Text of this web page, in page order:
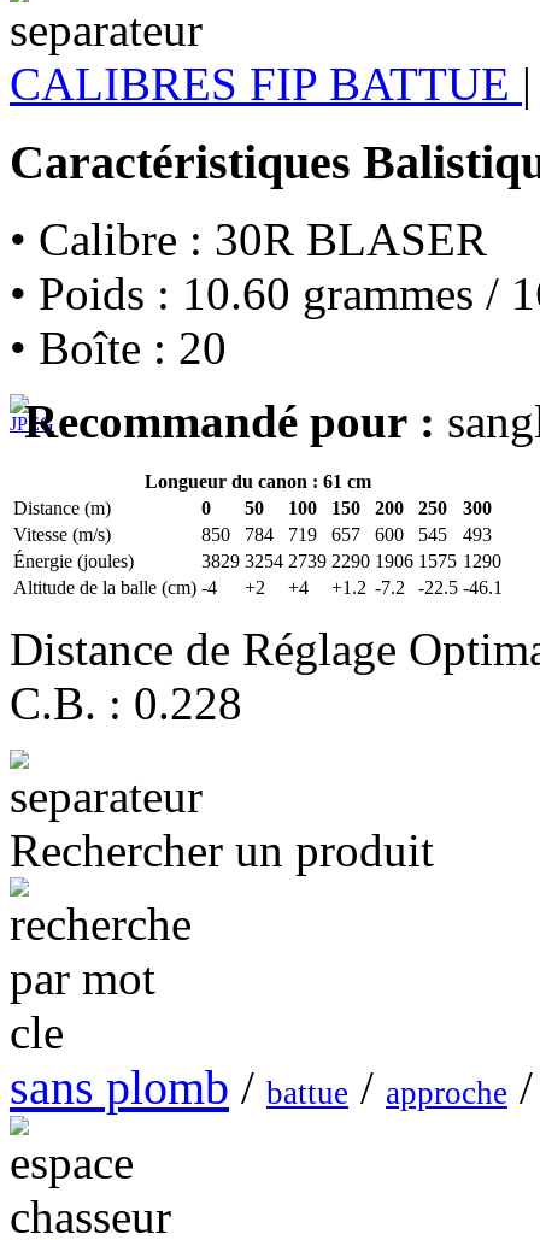
CALIBRES FIP BATTUE |
Caractéristiques
• Calibre : 30R BLASER
• Poids : 10.60 grammes /
• Boîte : 20
Recommandé pour :
Longueur du canon : 61 cm
Distance (m)
0 50 100 150 200 250
300
Vitesse (m/s)
850 784 719 657 600 545
493
Énergie (joules)
3829 3254 2739 2290 1906 1575 1290
Altitude de la balle (cm) -4 +2 +4 +1.2 -7.2 -22.5 -46.1
Distance de Réglage
C.B. : 0.228
Rechercher un produit
sans plomb / battue / approche /